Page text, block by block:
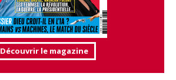
Découvrir le magazine